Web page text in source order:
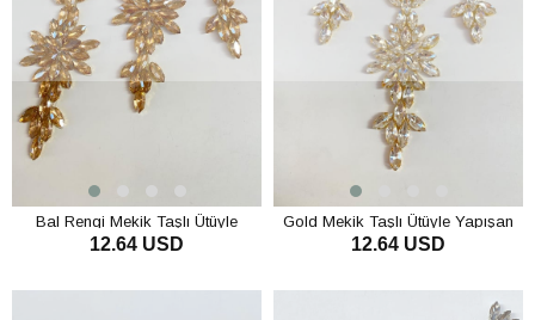
Bal Rengi Mekik Taşlı Ütüyle
Yapışan Parlak Taşlı Aplik
12.64 USD
Gold Mekik Taşlı Ütüyle Yapışan
Parlak Taşlı Aplik
12.64 USD